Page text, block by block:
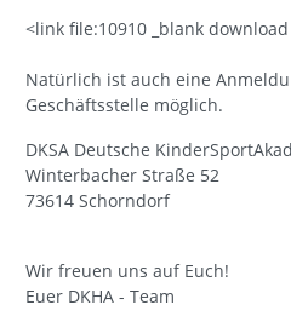
<link file:10910 _blank
Natürlich ist auch eine
Geschäftsstelle möglich.
DKSA Deutsche
Winterbacher Straße 52
73614 Schorndorf
Wir freuen uns auf Euch!
Euer DKHA - Team